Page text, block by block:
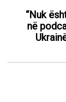
“Nuk
në